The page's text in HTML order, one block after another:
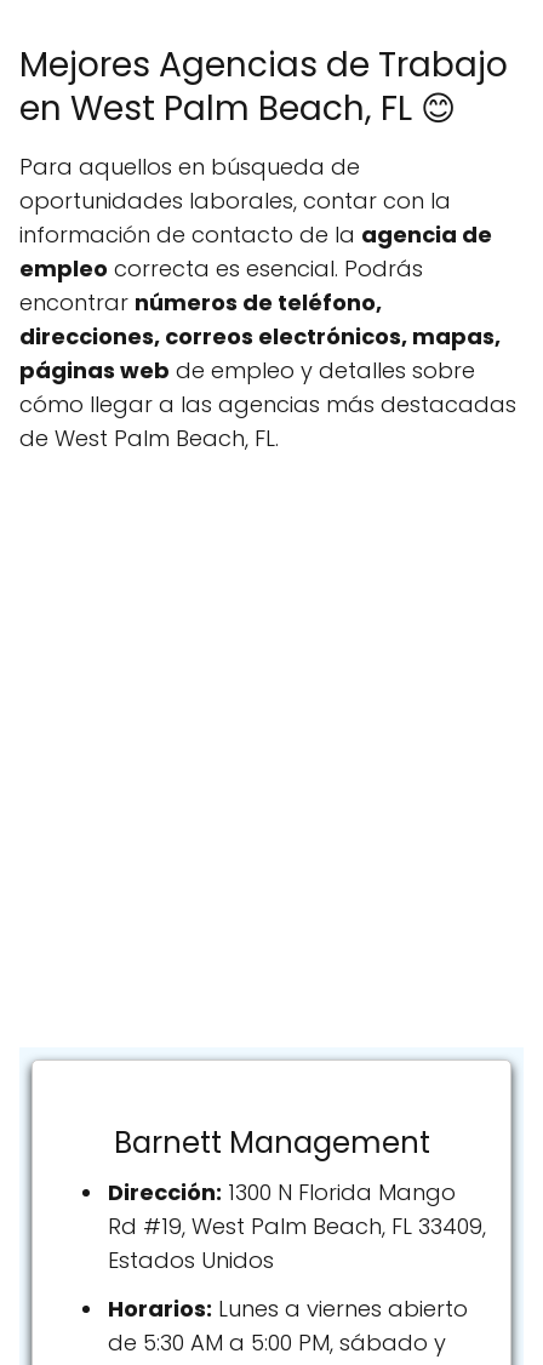
Mejores Agencias de Trabajo
en West Palm Beach, FL 😊
Para aquellos en búsqueda de
oportunidades laborales, contar con la
información de contacto de la agencia de
empleo correcta es esencial. Podrás
encontrar números de teléfono,
direcciones, correos electrónicos, mapas,
páginas web de empleo y detalles sobre
cómo llegar a las agencias más destacadas
de West Palm Beach, FL.
Barnett Management
Dirección: 1300 N Florida Mango
Rd #19, West Palm Beach, FL 33409,
Estados Unidos
Horarios: Lunes a viernes abierto
de 5:30 AM a 5:00 PM, sábado y